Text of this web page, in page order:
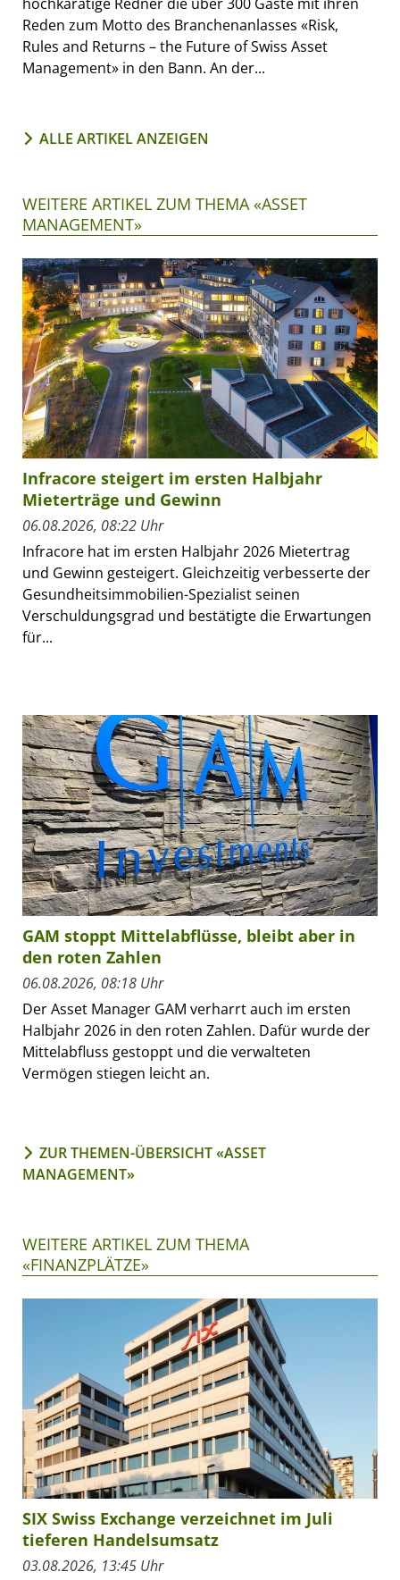
Reden zum Motto des Branchenanlasses «Risk,
Rules and Returns – the Future of Swiss Asset
Management» in den Bann. An der...
ALLE ARTIKEL ANZEIGEN
WEITERE ARTIKEL ZUM THEMA «ASSET
MANAGEMENT»
Infracore steigert im ersten Halbjahr
Mieterträge und Gewinn
06.08.2026, 08:22 Uhr
Infracore hat im ersten Halbjahr 2026 Mietertrag
und Gewinn gesteigert. Gleichzeitig verbesserte der
Gesundheitsimmobilien-Spezialist seinen
Verschuldungsgrad und bestätigte die Erwartungen
für...
GAM stoppt Mittelabflüsse, bleibt aber in
den roten Zahlen
06.08.2026, 08:18 Uhr
Der Asset Manager GAM verharrt auch im ersten
Halbjahr 2026 in den roten Zahlen. Dafür wurde der
Mittelabfluss gestoppt und die verwalteten
Vermögen stiegen leicht an.
ZUR THEMEN-ÜBERSICHT «ASSET
MANAGEMENT»
WEITERE ARTIKEL ZUM THEMA
«FINANZPLÄTZE»
SIX Swiss Exchange verzeichnet im Juli
tieferen Handelsumsatz
03.08.2026, 13:45 Uhr